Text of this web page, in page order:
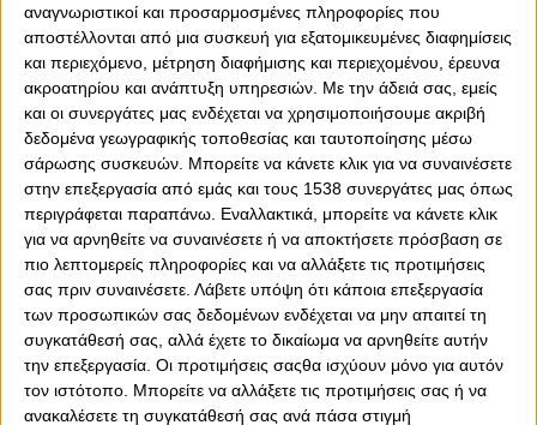
αναγνωριστικοί και προσαρμοσμένες πληροφορίες που
αποστέλλονται από μια συσκευή για εξατομικευμένες διαφημίσεις
και περιεχόμενο, μέτρηση διαφήμισης και περιεχομένου, έρευνα
ακροατηρίου και ανάπτυξη υπηρεσιών. Με την άδειά σας, εμείς
και οι συνεργάτες μας ενδέχεται να χρησιμοποιήσουμε ακριβή
δεδομένα γεωγραφικής τοποθεσίας και ταυτοποίησης μέσω
σάρωσης συσκευών. Μπορείτε να κάνετε κλικ για να συναινέσετε
στην επεξεργασία από εμάς και τους 1538 συνεργάτες μας όπως
περιγράφεται παραπάνω. Εναλλακτικά, μπορείτε να κάνετε κλικ
για να αρνηθείτε να συναινέσετε ή να αποκτήσετε πρόσβαση σε
πιο λεπτομερείς πληροφορίες και να αλλάξετε τις προτιμήσεις
σας πριν συναινέσετε. Λάβετε υπόψη ότι κάποια επεξεργασία
των προσωπικών σας δεδομένων ενδέχεται να μην απαιτεί τη
συγκατάθεσή σας, αλλά έχετε το δικαίωμα να αρνηθείτε αυτήν
την επεξεργασία. Οι προτιμήσεις σαςθα ισχύουν μόνο για αυτόν
τον ιστότοπο. Μπορείτε να αλλάξετε τις προτιμήσεις σας ή να
ανακαλέσετε τη συγκατάθεσή σας ανά πάσα στιγμή
Σάββατο, 10 Ιανουαρίου 2026 - 19:15
Live: Ατρόμητος-Ολυμπιακός
Παρακολουθήστε το ματς του Θρύλου στο Περιστέρι...